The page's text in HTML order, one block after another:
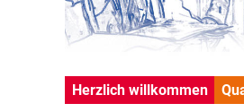
Herzlich willkommen